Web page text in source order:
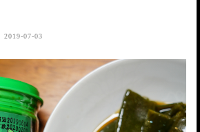
2019-07-03